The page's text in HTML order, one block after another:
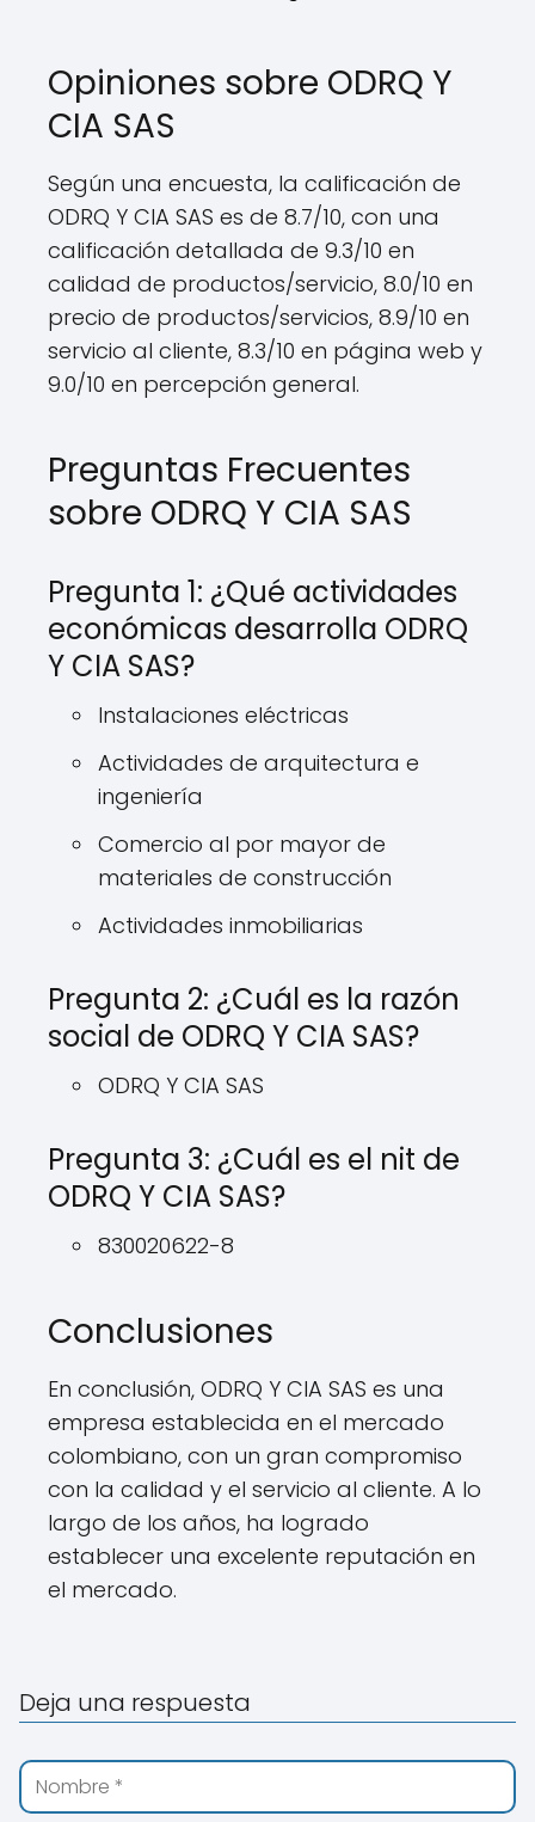
Opiniones sobre ODRQ Y
CIA SAS
Según una encuesta, la calificación de
ODRQ Y CIA SAS es de 8.7/10, con una
calificación detallada de 9.3/10 en
calidad de productos/servicio, 8.0/10 en
precio de productos/servicios, 8.9/10 en
servicio al cliente, 8.3/10 en página web y
9.0/10 en percepción general.
Preguntas Frecuentes
sobre ODRQ Y CIA SAS
Pregunta 1: ¿Qué actividades
económicas desarrolla ODRQ
Y CIA SAS?
Instalaciones eléctricas
Actividades de arquitectura e
ingeniería
Comercio al por mayor de
materiales de construcción
Actividades inmobiliarias
Pregunta 2: ¿Cuál es la razón
social de ODRQ Y CIA SAS?
ODRQ Y CIA SAS
Pregunta 3: ¿Cuál es el nit de
ODRQ Y CIA SAS?
830020622-8
Conclusiones
En conclusión, ODRQ Y CIA SAS es una
empresa establecida en el mercado
colombiano, con un gran compromiso
con la calidad y el servicio al cliente. A lo
largo de los años, ha logrado
establecer una excelente reputación en
el mercado.
Deja una respuesta